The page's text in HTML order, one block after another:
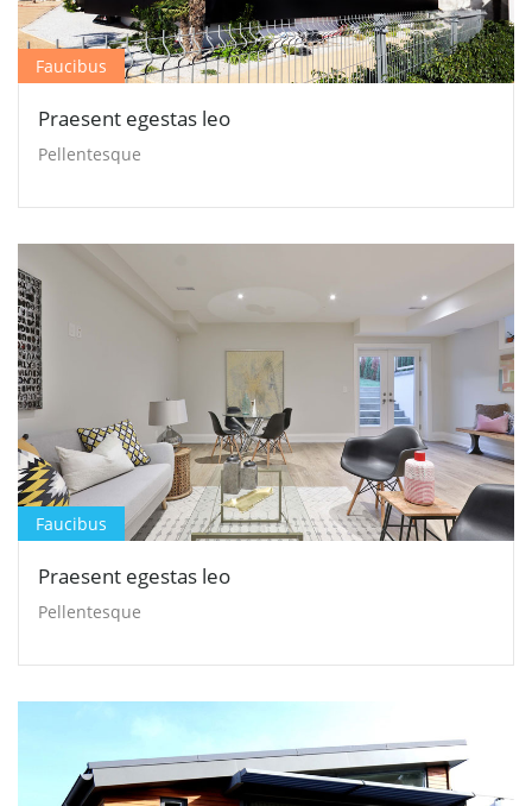
Faucibus
Praesent egestas leo
Pellentesque
Faucibus
Praesent egestas leo
Pellentesque